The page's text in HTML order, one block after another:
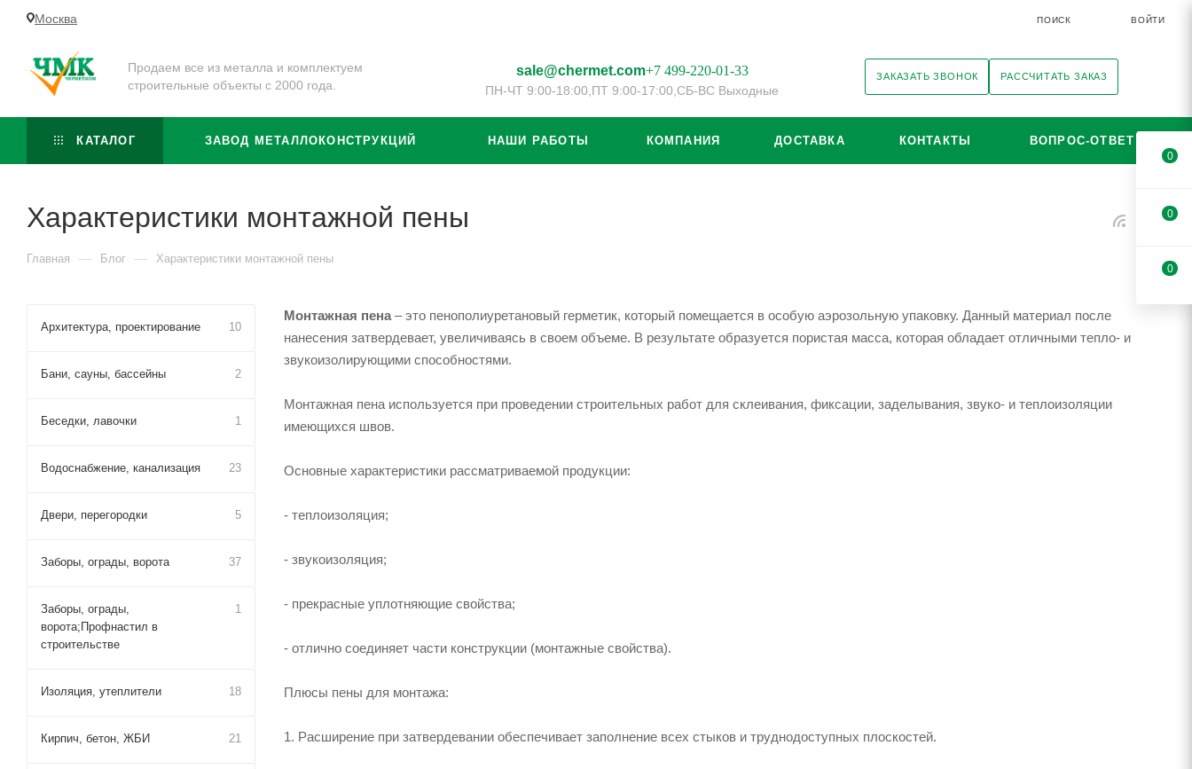
Москва ПОИСК ВОЙТИ
Продаем все из металла и комплектуем
строительные объекты с 2000 года.
sale@chermet.com+7 499-220-01-33
ПН-ЧТ 9:00-18:00, ПТ 9:00-17:00, СБ-ВС Выходные
ЗАКАЗАТЬ ЗВОНОК РАССЧИТАТЬ ЗАКАЗ
КАТАЛОГ ЗАВОД МЕТАЛЛОКОНСТРУКЦИЙ НАШИ РАБОТЫ КОМПАНИЯ ДОСТАВКА КОНТАКТЫ ВОПРОС-ОТВЕТ
Характеристики монтажной пены
Главная — Блог — Характеристики монтажной пены
Монтажная пена – это пенополиуретановый герметик, который помещается в особую аэрозольную упаковку. Данный материал после
нанесения затвердевает, увеличиваясь в своем объеме. В результате образуется пористая масса, которая обладает отличными тепло- и
звукоизолирующими способностями.
Монтажная пена используется при проведении строительных работ для склеивания, фиксации, заделывания, звуко- и теплоизоляции
имеющихся швов.
Основные характеристики рассматриваемой продукции:
- теплоизоляция;
- звукоизоляция;
- прекрасные уплотняющие свойства;
- отлично соединяет части конструкции (монтажные свойства).
Плюсы пены для монтажа:
1. Расширение при затвердевании обеспечивает заполнение всех стыков и труднодоступных плоскостей.
Архитектура, проектирование 10
Бани, сауны, бассейны 2
Беседки, лавочки 1
Водоснабжение, канализация 23
Двери, перегородки 5
Заборы, ограды, ворота 37
Заборы, ограды,
ворота;Профнастил в
строительстве
1
Изоляция, утеплители 18
Кирпич, бетон, ЖБИ 21
0
0
0